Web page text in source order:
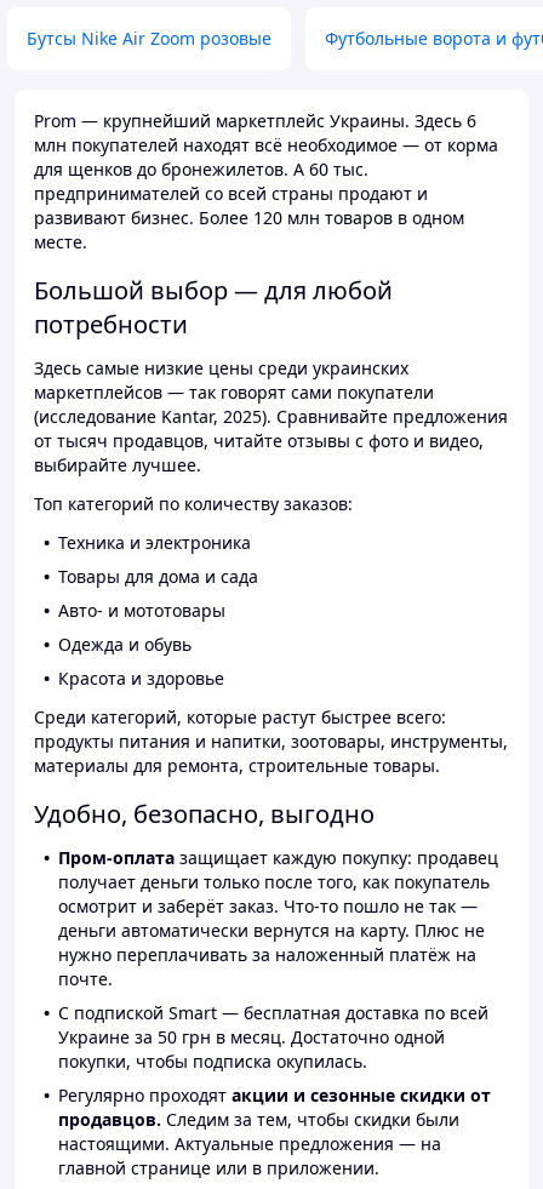
Бутсы Nike Air Zoom розовые Футбольные ворота и
Prom — крупнейший маркетплейс Украины. Здесь 6
млн покупателей находят всё необходимое — от корма
для щенков до бронежилетов. А 60 тыс.
предпринимателей со всей страны продают и
развивают бизнес. Более 120 млн товаров в одном
месте.
Большой выбор — для любой
потребности
Здесь самые низкие цены среди украинских
маркетплейсов — так говорят сами покупатели
(исследование Kantar, 2025). Сравнивайте предложения
от тысяч продавцов, читайте отзывы с фото и видео,
выбирайте лучшее.
Топ категорий по количеству заказов:
Техника и электроника
Товары для дома и сада
Авто- и мототовары
Одежда и обувь
Красота и здоровье
Среди категорий, которые растут быстрее всего:
продукты питания и напитки, зоотовары, инструменты,
материалы для ремонта, строительные товары.
Удобно, безопасно, выгодно
Пром-оплата защищает каждую покупку: продавец
получает деньги только после того, как покупатель
осмотрит и заберёт заказ. Что-то пошло не так —
деньги автоматически вернутся на карту. Плюс не
нужно переплачивать за наложенный платёж на
почте.
С подпиской Smart — бесплатная доставка по всей
Украине за 50 грн в месяц. Достаточно одной
покупки, чтобы подписка окупилась.
Регулярно проходят акции и сезонные скидки от
продавцов. Следим за тем, чтобы скидки были
настоящими. Актуальные предложения — на
главной странице или в приложении.